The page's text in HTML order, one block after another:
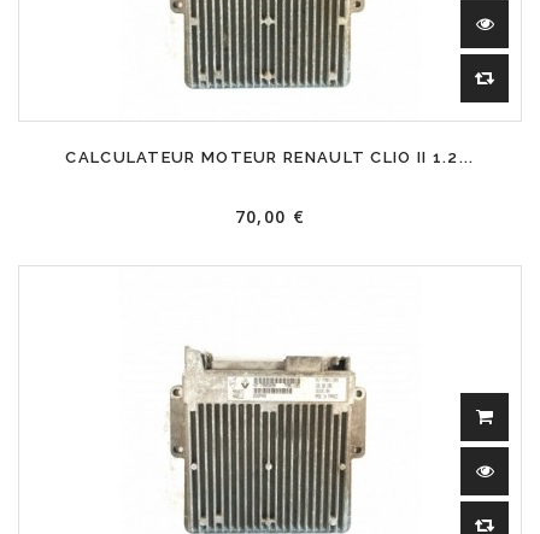
CALCULATEUR MOTEUR RENAULT CLIO II 1.2...
70,00 €